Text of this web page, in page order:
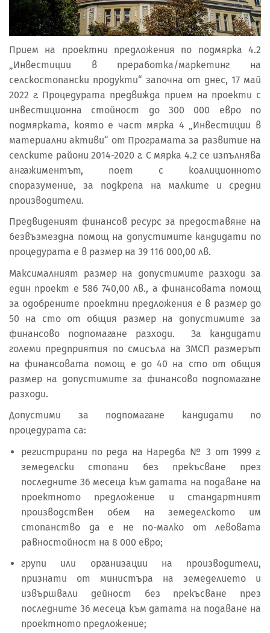
Прием на проектни предложения по подмярка 4.2
„Инвестиции в преработка/маркетинг на
селскостопански продукти“ започна от днес, 17 май
2022 г. Процедурата предвижда прием на проекти с
инвестиционна стойност до 300 000 евро по
подмярката, която е част мярка 4 „Инвестиции в
материални активи“ от Програмата за развитие на
селските райони 2014-2020 г. С мярка 4.2 се изпълнява
ангажиментът, поет с коалиционното
споразумение, за подкрепа на малките и средни
производители.
Предвиденият финансов ресурс за предоставяне на
безвъзмездна помощ на допустимите кандидати по
процедурата е в размер на 39 116 000,00 лв.
Максималният размер на допустимите разходи за
един проект е 586 740,00 лв., а финансовата помощ
за одобрените проектни предложения е в размер до
50 на сто от общия размер на допустимите за
финансово подпомагане разходи. За кандидати
големи предприятия по смисъла на ЗМСП размерът
на финансовата помощ е до 40 на сто от общия
размер на допустимите за финансово подпомагане
разходи.
Допустими за подпомагане кандидати по
процедурата са:
регистрирани по реда на Наредба № 3 от 1999 г.
земеделски стопани без прекъсване през
последните 36 месеца към датата на подаване на
проектното предложение и стандартният
производствен обем на земеделското им
стопанство да е не по-малко от левовата
равностойност на 8 000 евро;
групи или организации на производители,
признати от министъра на земеделието и
извършвали дейност без прекъсване през
последните 36 месеца към датата на подаване на
проектното предложение;